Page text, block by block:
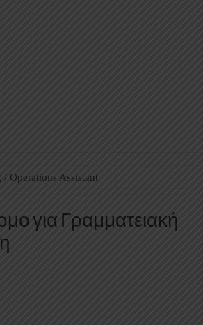
σε Φαρμακείο
για Γραμματειακή